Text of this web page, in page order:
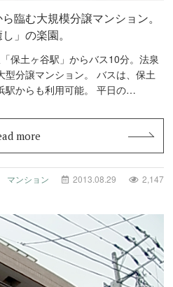
臨む大規模分譲マンション。
」の楽園。
保土ヶ谷駅」からバス10分。法泉
ンション。 バスは、保土
ヶ谷駅からだけではなく、横浜駅からも利用可能。 平日の…
more
マンション 2013.08.29 2,147